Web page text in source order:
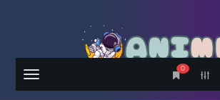
Menu
0